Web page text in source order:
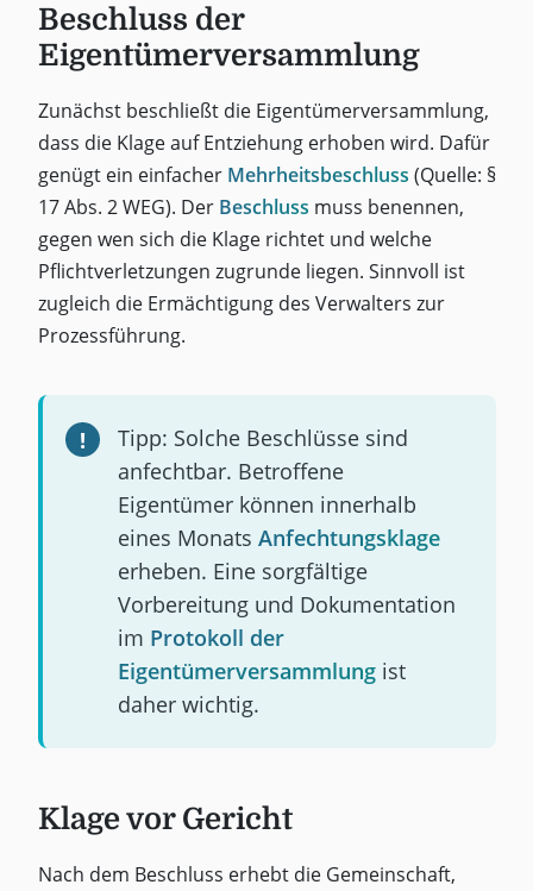
Beschluss der
Eigentümerversammlung
Zunächst beschließt die Eigentümerversammlung,
dass die Klage auf Entziehung erhoben wird. Dafür
genügt ein einfacher Mehrheitsbeschluss (Quelle: §
17 Abs. 2 WEG). Der Beschluss muss benennen,
gegen wen sich die Klage richtet und welche
Pflichtverletzungen zugrunde liegen. Sinnvoll ist
zugleich die Ermächtigung des Verwalters zur
Prozessführung.
Tipp: Solche Beschlüsse sind
anfechtbar. Betroffene
Eigentümer können innerhalb
eines Monats Anfechtungsklage
erheben. Eine sorgfältige
Vorbereitung und Dokumentation
im Protokoll der
Eigentümerversammlungist
daher wichtig.
Klage vor Gericht
Nach dem Beschluss erhebt die Gemeinschaft,